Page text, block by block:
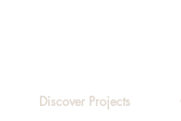
Discover Projects